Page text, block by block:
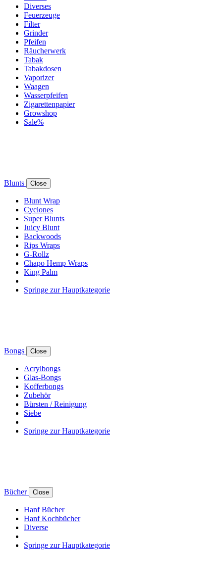
Diverses
Feuerzeuge
Filter
Grinder
Pfeifen
Räucherwerk
Tabak
Tabakdosen
Vaporizer
Waagen
Wasserpfeifen
Zigarettenpapier
Growshop
Sale%
Blunts Close
Blunt Wrap
Cyclones
Super Blunts
Juicy Blunt
Backwoods
Rips Wraps
G-Rollz
Chapo Hemp Wraps
King Palm
Springe zur Hauptkategorie
Bongs Close
Acrylbongs
Glas-Bongs
Kofferbongs
Zubehör
Bürsten / Reinigung
Siebe
Springe zur Hauptkategorie
Bücher Close
Hanf Bücher
Hanf Kochbücher
Diverse
Springe zur Hauptkategorie